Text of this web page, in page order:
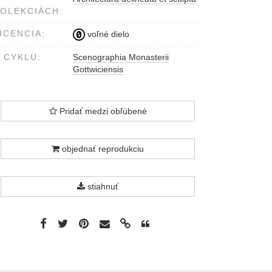
voľné dielo
CYKLU:
Scenographia Monasterii
Gottwiciensis
Pridať medzi obľúbené
objednať reprodukciu
stiahnuť